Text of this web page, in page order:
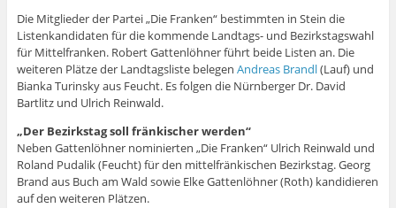
Die Mitglieder der Partei „Die Franken“ bestimmten in Stein die
Listenkandidaten für die kommende Landtags- und Bezirkstagswahl
für Mittelfranken. Robert Gattenlöhner führt beide Listen an. Die
weiteren Plätze der Landtagsliste belegen Andreas Brandl(Lauf) und
Bianka Turinsky aus Feucht. Es folgen die Nürnberger Dr. David
Bartlitz und Ulrich Reinwald.
„Der Bezirkstag soll fränkischer werden“
Neben Gattenlöhner nominierten „Die Franken“ Ulrich Reinwald und
Roland Pudalik (Feucht) für den mittelfränkischen Bezirkstag. Georg
Brand aus Buch am Wald sowie Elke Gattenlöhner (Roth) kandidieren
auf den weiteren Plätzen.